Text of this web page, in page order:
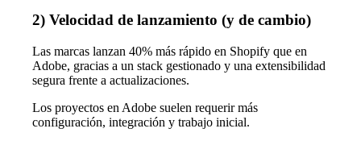
2) Velocidad de lanzamiento (y de cambio)
Las marcas lanzan 40% más rápido en Shopify que en
Adobe, gracias a un stack gestionado y una extensibilidad
segura frente a actualizaciones.
Los proyectos en Adobe suelen requerir más
configuración, integración y trabajo inicial.